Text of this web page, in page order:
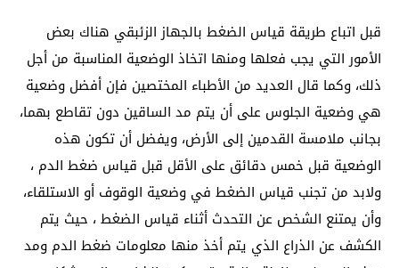
قبل اتباع طريقة قياس الضغط بالجهاز الزئبقي هناك بعض
الأمور التي يجب فعلها ومنها اتخاذ الوضعية المناسبة من أجل
ذلك، وكما قال العديد من الأطباء المختصين فإن أفضل وضعية
هي وضعية الجلوس على أن يتم مد الساقين دون تقاطع بهما،
بجانب ملامسة القدمين إلى الأرض، ويفضل أن تكون هذه
الوضعية قبل خمس دقائق على الأقل قبل قياس ضغط الدم ،
ولابد من تجنب قياس الضغط في وضعية الوقوف أو الاستلقاء،
وأن يمتنع الشخص عن التحدث أثناء قياس الضغط ، حيث يتم
الكشف عن الذراع الذي يتم أخذ منها معلومات ضغط الدم ومد